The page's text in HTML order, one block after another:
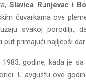
Slavica Runjevac i
čuvarkama ove
svakoj porodilji,
primajući najljepši
godine, kada je
U avgustu ove